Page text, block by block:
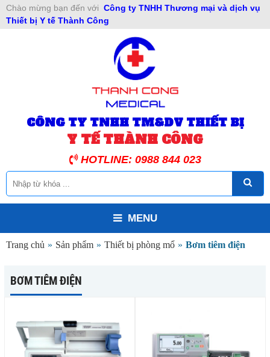
Chào mừng bạn đến với Công ty TNHH Thương mại và dịch vụ
Thiết bị Y tế Thành Công
CÔNG TY TNHH TM&DV THIẾT BỊ
Y TẾ THÀNH CÔNG
HOTLINE: 0988 844 023
MENU
Trang chủ » Sản phẩm » Thiết bị phòng mổ » Bơm tiêm điện
BƠM TIÊM ĐIỆN